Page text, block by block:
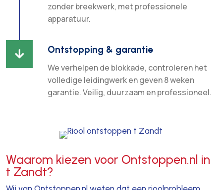
zonder breekwerk, met professionele
apparatuur.
 Ontstopping & garantie
We verhelpen de blokkade, controleren het
volledige leidingwerk en geven 8 weken
garantie. Veilig, duurzaam en professioneel.
Waarom kiezen voor Ontstoppen.nl in
t Zandt?